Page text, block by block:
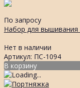
По запросу
Набор для вышивания
Нет в наличии
Артикул: ПС-1094
В корзину